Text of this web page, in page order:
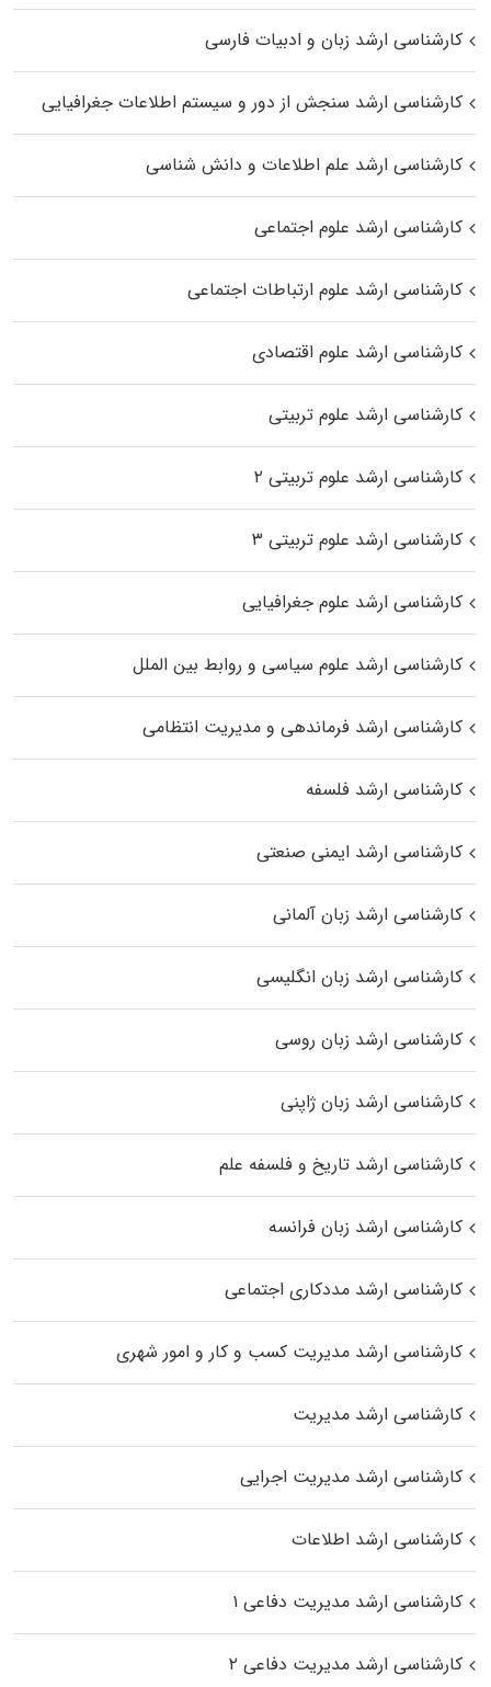
کارشناسی ارشد زبان و ادبیات فارسی
کارشناسی ارشد سنجش از دور و سیستم اطلاعات جغرافیایی
کارشناسی ارشد علم اطلاعات و دانش شناسی
کارشناسی ارشد علوم اجتماعی
کارشناسی ارشد علوم ارتباطات اجتماعی
کارشناسی ارشد علوم اقتصادی
کارشناسی ارشد علوم تربیتی
کارشناسی ارشد علوم تربیتی ۲
کارشناسی ارشد علوم تربیتی ۳
کارشناسی ارشد علوم جغرافیایی
کارشناسی ارشد علوم سیاسی و روابط بین الملل
کارشناسی ارشد فرماندهی و مدیریت انتظامی
کارشناسی ارشد فلسفه
کارشناسی ارشد ایمنی صنعتی
کارشناسی ارشد زبان آلمانی
کارشناسی ارشد زبان انگلیسی
کارشناسی ارشد زبان روسی
کارشناسی ارشد زبان ژاپنی
کارشناسی ارشد تاریخ و فلسفه علم
کارشناسی ارشد زبان فرانسه
کارشناسی ارشد مددکاری اجتماعی
کارشناسی ارشد مدیریت کسب و کار و امور شهری
کارشناسی ارشد مدیریت
کارشناسی ارشد مدیریت اجرایی
کارشناسی ارشد اطلاعات
کارشناسی ارشد مدیریت دفاعی ۱
کارشناسی ارشد مدیریت دفاعی ۲